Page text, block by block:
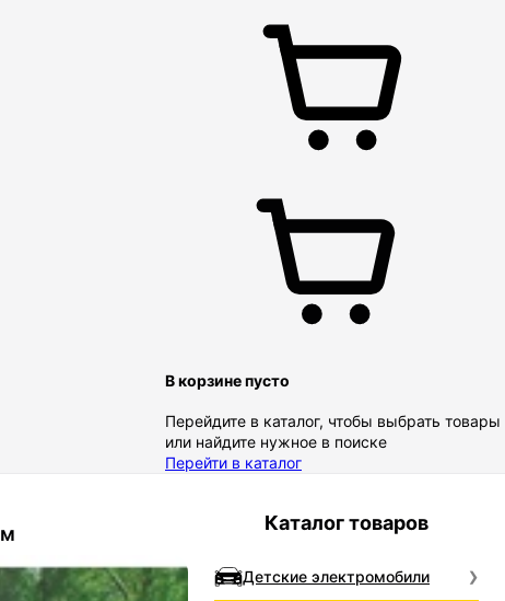
В корзине пусто
Перейдите в каталог, чтобы выбрать товары
или найдите нужное в поиске
Перейти в каталог
Каталог товаров
Детские электромобили